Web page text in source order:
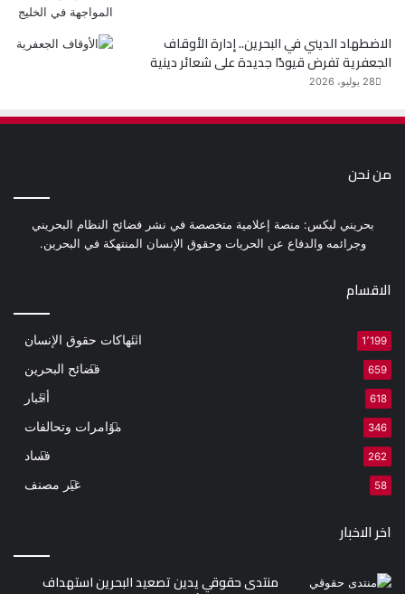
الاضطهاد الديني في البحرين.. إدارة الأوقاف
الجعفرية تفرض قيودًا جديدة على شعائر دينية
28 يوليو، 2026
من نحن
بحريني ليكس: منصة إعلامية متخصصة في نشر فضائح النظام البحريني
وجرائمه والدفاع عن الحريات وحقوق الإنسان المنتهكة في البحرين.
الاقسام
انتهاكات حقوق الإنسان 1٬199
فضائح البحرين 659
أخبار 618
مؤامرات وتحالفات 346
فساد 262
غير مصنف 58
اخر الاخبار
منتدى حقوقي يدين تصعيد البحرين استهداف